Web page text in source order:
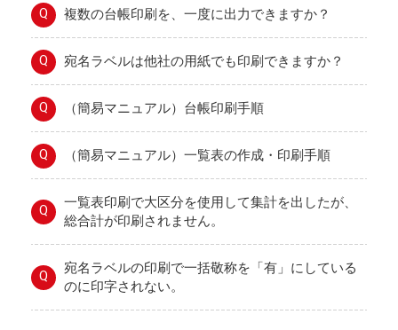
Q 複数の台帳印刷を、一度に出力できますか？
Q 宛名ラベルは他社の用紙でも印刷できますか？
Q （簡易マニュアル）台帳印刷手順
Q （簡易マニュアル）一覧表の作成・印刷手順
Q
一覧表印刷で大区分を使用して集計を出したが、
総合計が印刷されません。
Q
宛名ラベルの印刷で一括敬称を「有」にしている
のに印字されない。